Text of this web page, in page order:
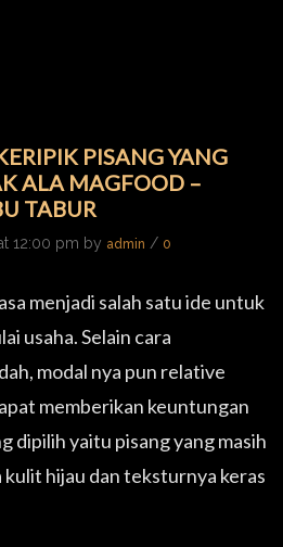
PISANG YANG
ALA MAGFOOD –
TABUR
12:00 pm by admin / 0
menjadi salah satu ide untuk
usaha. Selain cara
modal nya pun relative
memberikan keuntungan
dipilih yaitu pisang yang masih
hijau dan teksturnya keras